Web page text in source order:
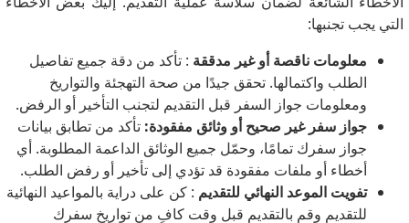
التي يجب تجنبها:
معلومات ناقصة أو غير مدققة : تأكد من دقة جميع تفاصيل
الطلب واكتمالها. تحقق جيدًا من صحة التهجئة والتواريخ
ومعلومات جواز السفر قبل التقديم لتجنب التأخير أو الرفض.
جواز سفر غير صحيح أو وثائق مفقودة: تأكد من تطابق بيانات
جواز سفرك تمامًا، وحمّل جميع الوثائق الداعمة المطلوبة. أي
أخطاء أو ملفات مفقودة قد تؤدي إلى تأخير أو رفض الطلب.
تفويت الموعد النهائي للتقديم : كن على دراية بالمواعيد النهائية
للتقديم وقم بالتقديم قبل وقت كافٍ من تواريخ سفرك